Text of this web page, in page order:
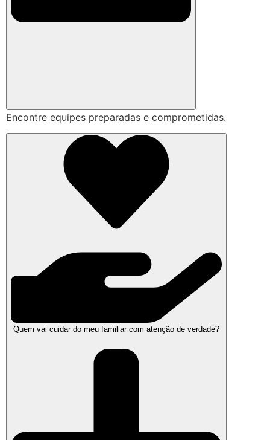
Encontre equipes preparadas e comprometidas.
Quem vai cuidar do meu familiar com atenção de verdade?